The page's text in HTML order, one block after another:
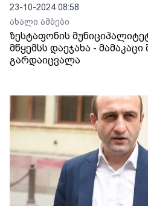
23-10-2024 08:58
ახალი ამბები
ზესტაფონის
მწყემსს დაეჯახა -
გარდაიცვალა